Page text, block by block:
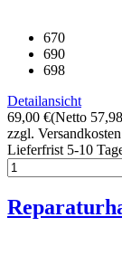
670
690
698
Detailansicht
69,00 €(Netto
zzgl. Versandkosten
Lieferfrist 5-10